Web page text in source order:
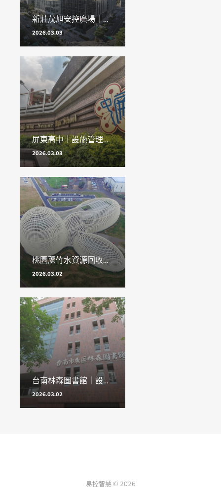
2026.03.03
新莊茂旭安控廣場｜設施管理平台
2026.03.03
屏東高中｜設施管理平台
2026.03.02
桃園蘆竹水資源回收中心｜設施管理平台
2026.03.02
台南林森圖書館｜設施管理平台
易控智慧 © 2026